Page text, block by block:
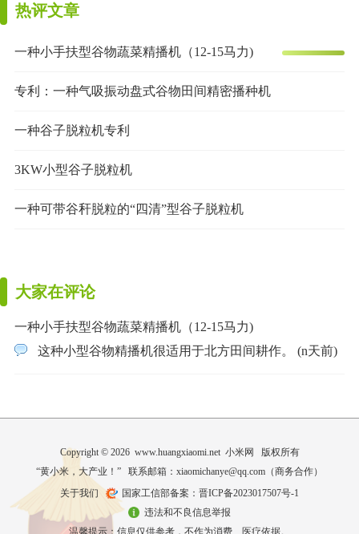
热评文章
一种小手扶型谷物蔬菜精播机（12-15马力)
专利：一种气吸振动盘式谷物田间精密播种机
一种谷子脱粒机专利
3KW小型谷子脱粒机
一种可带谷秆脱粒的“四清”型谷子脱粒机
大家在评论
一种小手扶型谷物蔬菜精播机（12-15马力)
这种小型谷物精播机很适用于北方田间耕作。 (n天前)
Copyright © 2026 www.huangxiaomi.net 小米网 版权所有
“黄小米，大产业！” 联系邮箱：xiaomichanye@qq.com（商务合作）
关于我们
国家工信部备案：晋ICP备2023017507号-1
违法和不良信息举报
温馨提示：信息仅供参考，不作为消费、医疗依据。